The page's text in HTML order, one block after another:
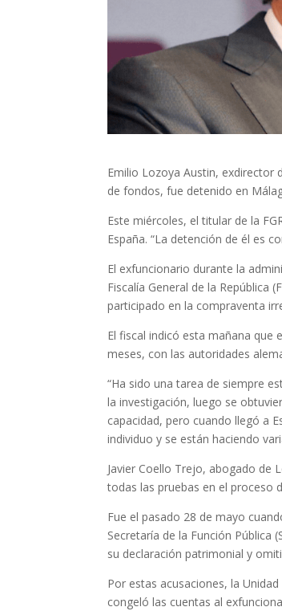
Emilio Lozoya Austin, exdirector
de fondos, fue detenido en
Este miércoles, el titular de la
España. “La detención de él es
El exfuncionario durante la
Fiscalía General de la República
participado en la compraventa
El fiscal indicó esta mañana que
meses, con las autoridades
“Ha sido una tarea de siempre
la investigación, luego se
capacidad, pero cuando llegó a
individuo y se están haciendo
Javier Coello Trejo, abogado
todas las pruebas en el proceso
Fue el pasado 28 de mayo
Secretaría de la Función Pública
su declaración patrimonial y
Por estas acusaciones, la
congeló las cuentas al